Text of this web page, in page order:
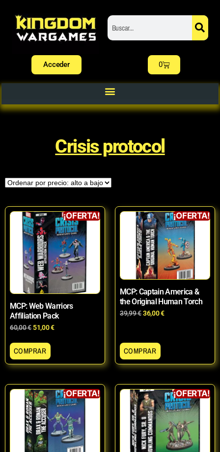
Acceder 0
Crisis protocol
¡OFERTA!
MCP: Web Warriors
Affiliation Pack
60,00€ 51,00€
COMPRAR
¡OFERTA!
MCP: Captain America &
the Original Human Torch
39,99€36,00€
COMPRAR
¡OFERTA! ¡OFERTA!